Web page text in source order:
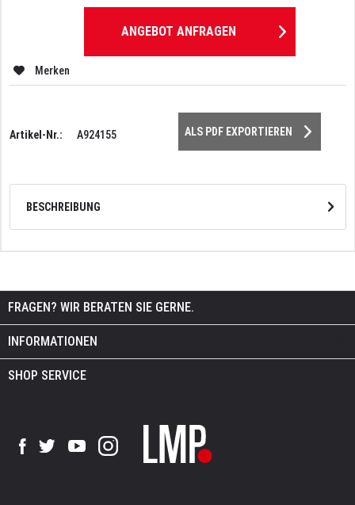
ANGEBOT ANFRAGEN
Merken
Artikel-Nr.: A924155 ALS PDF EXPORTIEREN
BESCHREIBUNG
FRAGEN? WIR BERATEN SIE GERNE.
INFORMATIONEN
SHOP SERVICE